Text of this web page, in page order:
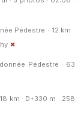
Pédestre · 12 km ·
Pédestre · 63
km · D+330 m · 258